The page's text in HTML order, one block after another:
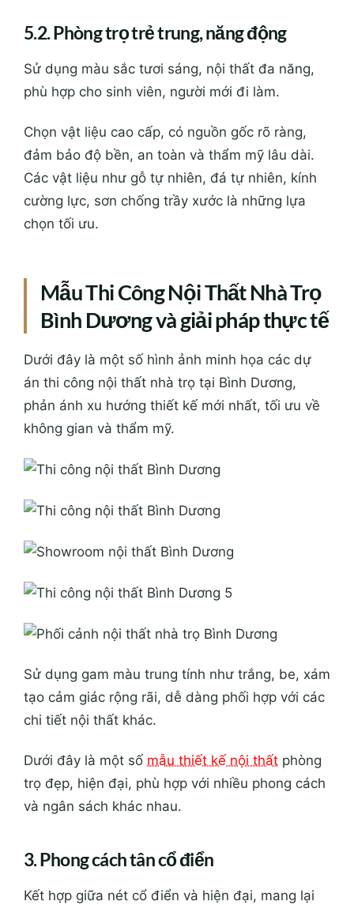
5.2. Phòng trọ trẻ trung, năng động
Sử dụng màu sắc tươi sáng, nội thất đa năng,
phù hợp cho sinh viên, người mới đi làm.
Chọn vật liệu cao cấp, có nguồn gốc rõ ràng,
đảm bảo độ bền, an toàn và thẩm mỹ lâu dài.
Các vật liệu như gỗ tự nhiên, đá tự nhiên, kính
cường lực, sơn chống trầy xước là những lựa
chọn tối ưu.
Mẫu Thi Công Nội Thất Nhà Trọ
Bình Dương và giải pháp thực tế
Dưới đây là một số hình ảnh minh họa các dự
án thi công nội thất nhà trọ tại Bình Dương,
phản ánh xu hướng thiết kế mới nhất, tối ưu về
không gian và thẩm mỹ.
Sử dụng gam màu trung tính như trắng, be, xám
tạo cảm giác rộng rãi, dễ dàng phối hợp với các
chi tiết nội thất khác.
Dưới đây là một số mẫu thiết kế nội thất phòng
trọ đẹp, hiện đại, phù hợp với nhiều phong cách
và ngân sách khác nhau.
3. Phong cách tân cổ điển
Kết hợp giữa nét cổ điển và hiện đại, mang lại